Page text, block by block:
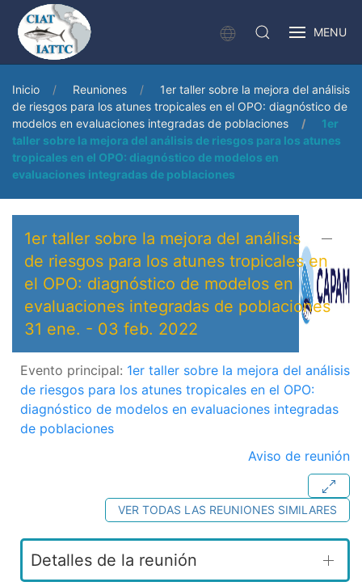
MENU
Inicio Reuniones
1er taller sobre la mejora del análisis
de riesgos para los atunes tropicales en el OPO: diagnóstico de
modelos en evaluaciones integradas de poblaciones
1er
taller sobre la mejora del análisis de riesgos para los atunes
tropicales en el OPO: diagnóstico de modelos en
evaluaciones integradas de poblaciones
1er taller sobre la mejora del análisis
de riesgos para los atunes tropicales en
el OPO: diagnóstico de modelos en
evaluaciones integradas de poblaciones
31 ene. - 03 feb. 2022
Evento principal: 1er taller sobre la mejora del análisis
de riesgos para los atunes tropicales en el OPO:
diagnóstico de modelos en evaluaciones integradas
de poblaciones
Aviso de reunión
VER TODAS LAS REUNIONES SIMILARES
Detalles de la reunión